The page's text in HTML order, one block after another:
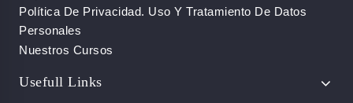
Política De Privacidad. Uso Y Tratamiento De Datos
Personales
Nuestros Cursos
Usefull Links